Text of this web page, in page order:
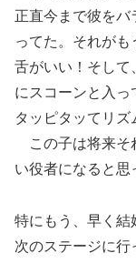
正直今まで彼をバ
ってた。それが
舌がいい！そし
にスコーンと入
タッピタッてリ
この子は将来そ
い役者になると
特にもう、早く結
次のステージに行